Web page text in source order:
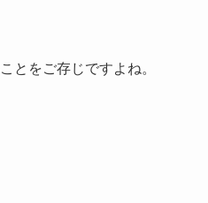
ことをご存じですよね。